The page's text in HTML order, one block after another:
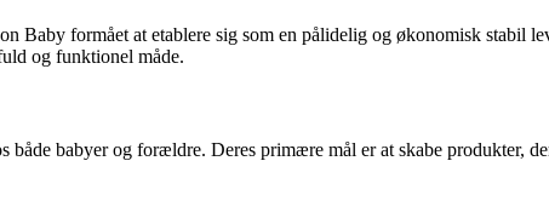
Baby formået at etablere sig som en pålidelig og økonomisk stabil
og funktionel måde.
både babyer og forældre. Deres primære mål er at skabe produkter,